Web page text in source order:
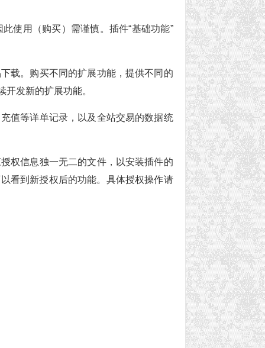
使用（购买）需谨慎。插件“基础功能”
载。购买不同的扩展功能，提供不同的
发新的扩展功能。
值等详单记录，以及全站交易的数据统
权信息独一无二的文件，以安装插件的
看到新授权后的功能。具体授权操作请